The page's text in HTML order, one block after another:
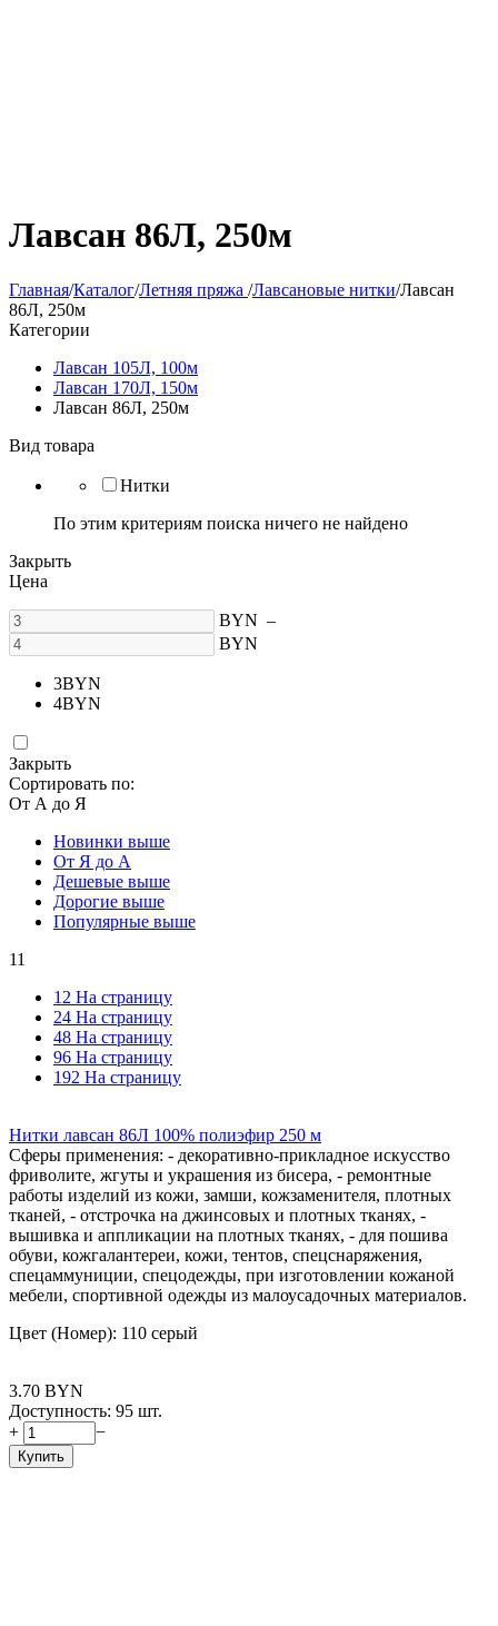
Лавсан 86Л, 250м
Главная/Каталог/Летняя пряжа /Лавсановые нитки/Лавсан
86Л, 250м
Категории
Лавсан 105Л, 100м
Лавсан 170Л, 150м
Лавсан 86Л, 250м
Вид товара
Нитки
По этим критериям поиска ничего не найдено
Закрыть
Цена
BYN –
BYN
3BYN
4BYN
Закрыть
Сортировать по:
От А до Я
Новинки выше
От Я до А
Дешевые выше
Дорогие выше
Популярные выше
11
12 На страницу
24 На страницу
48 На страницу
96 На страницу
192 На страницу
Нитки лавсан 86Л 100% полиэфир 250 м
Сферы применения: - декоративно-прикладное искусство
фриволите, жгуты и украшения из бисера, - ремонтные
работы изделий из кожи, замши, кожзаменителя, плотных
тканей, - отстрочка на джинсовых и плотных тканях, -
вышивка и аппликации на плотных тканях, - для пошива
обуви, кожгалантереи, кожи, тентов, спецснаряжения,
спецаммуниции, спецодежды, при изготовлении кожаной
мебели, спортивной одежды из малоусадочных материалов.
Цвет (Номер): 110 серый
3.70 BYN
Доступность: 95 шт.
+
−
Купить